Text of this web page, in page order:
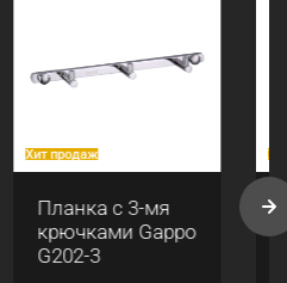
Хит продаж
Планка с 3-мя
крючками Gappo
G202-3